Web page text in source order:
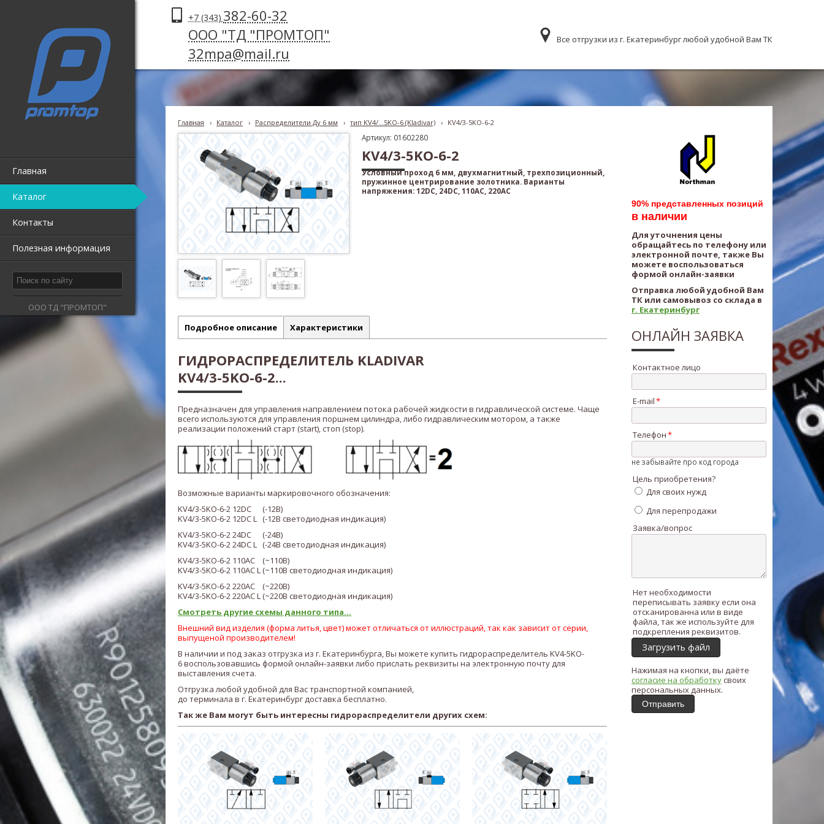
Главная
Каталог
Контакты
Полезная информация
ООО ТД "ПРОМТОП"
+7 (343) 382-60-32
ООО "ТД "ПРОМТОП"
32mpa@mail.ru
Все отгрузки из г. Екатеринбург любой удобной Вам ТК
Главная › Каталог › Распределители Ду 6 мм › тип KV4/...5KO-6 (Kladivar) › KV4/3-5KO-6-2
Артикул: 01602280
KV4/3-5KO-6-2
Условный проход 6 мм, двухмагнитный, трехпозиционный,
пружинное центрирование золотника. Варианты
напряжения: 12DC, 24DC, 110AC, 220AC
Подробное описание Характеристики
ГИДРОРАСПРЕДЕЛИТЕЛЬ KLADIVAR
KV4/3-5KO-6-2...
Предназначен для управления направлением потока рабочей жидкости в гидравлической системе. Чаще
всего используются для управления поршнем цилиндра, либо гидравлическим мотором, а также
реализации положений старт (start), стоп (stop).
Возможные варианты маркировочного обозначения:
KV4/3-5KO-6-2 12DC (-12В)
KV4/3-5KO-6-2 12DC L (-12В светодиодная индикация)
KV4/3-5KO-6-2 24DC (-24В)
KV4/3-5KO-6-2 24DC L (-24В светодиодная индикация)
KV4/3-5KO-6-2 110AC (~110В)
KV4/3-5KO-6-2 110AC L (~110В светодиодная индикация)
KV4/3-5KO-6-2 220AC (~220В)
KV4/3-5KO-6-2 220AC L (~220В светодиодная индикация)
Смотреть другие схемы данного типа...
Внешний вид изделия (форма литья, цвет) может отличаться от иллюстраций, так как зависит от серии,
выпущеной производителем!
В наличии и под заказ отгрузка из г. Екатеринбурга, Вы можете купить гидрораспределитель KV4-5KO-
6воспользовавшись формой онлайн-заявки либо прислать реквизиты на электронную почту для
выставления счета.
Отгрузка любой удобной для Вас транспортной компанией,
до терминала в г. Екатеринбург доставка бесплатно.
Так же Вам могут быть интересны гидрораспределители других схем:
90% представленных позиций
в наличии
Для уточнения цены
обращайтесь по телефону или
электронной почте, также Вы
можете воспользоваться
формой онлайн-заявки
Отправка любой удобной Вам
ТК или самовывоз со склада в
г. Екатеринбург
ОНЛАЙН ЗАЯВКА
Контактное лицо
E-mail
Телефон
не забывайте про код города
Цель приобретения?
Для своих нужд
Для перепродажи
Заявка/вопрос
Нет необходимости
переписывать заявку если она
отсканированна или в виде
файла, так же используйте для
подкрепления реквизитов.
Загрузить файл
Нажимая на кнопки, вы даёте
согласие на обработкусвоих
персональных данных.
Отправить